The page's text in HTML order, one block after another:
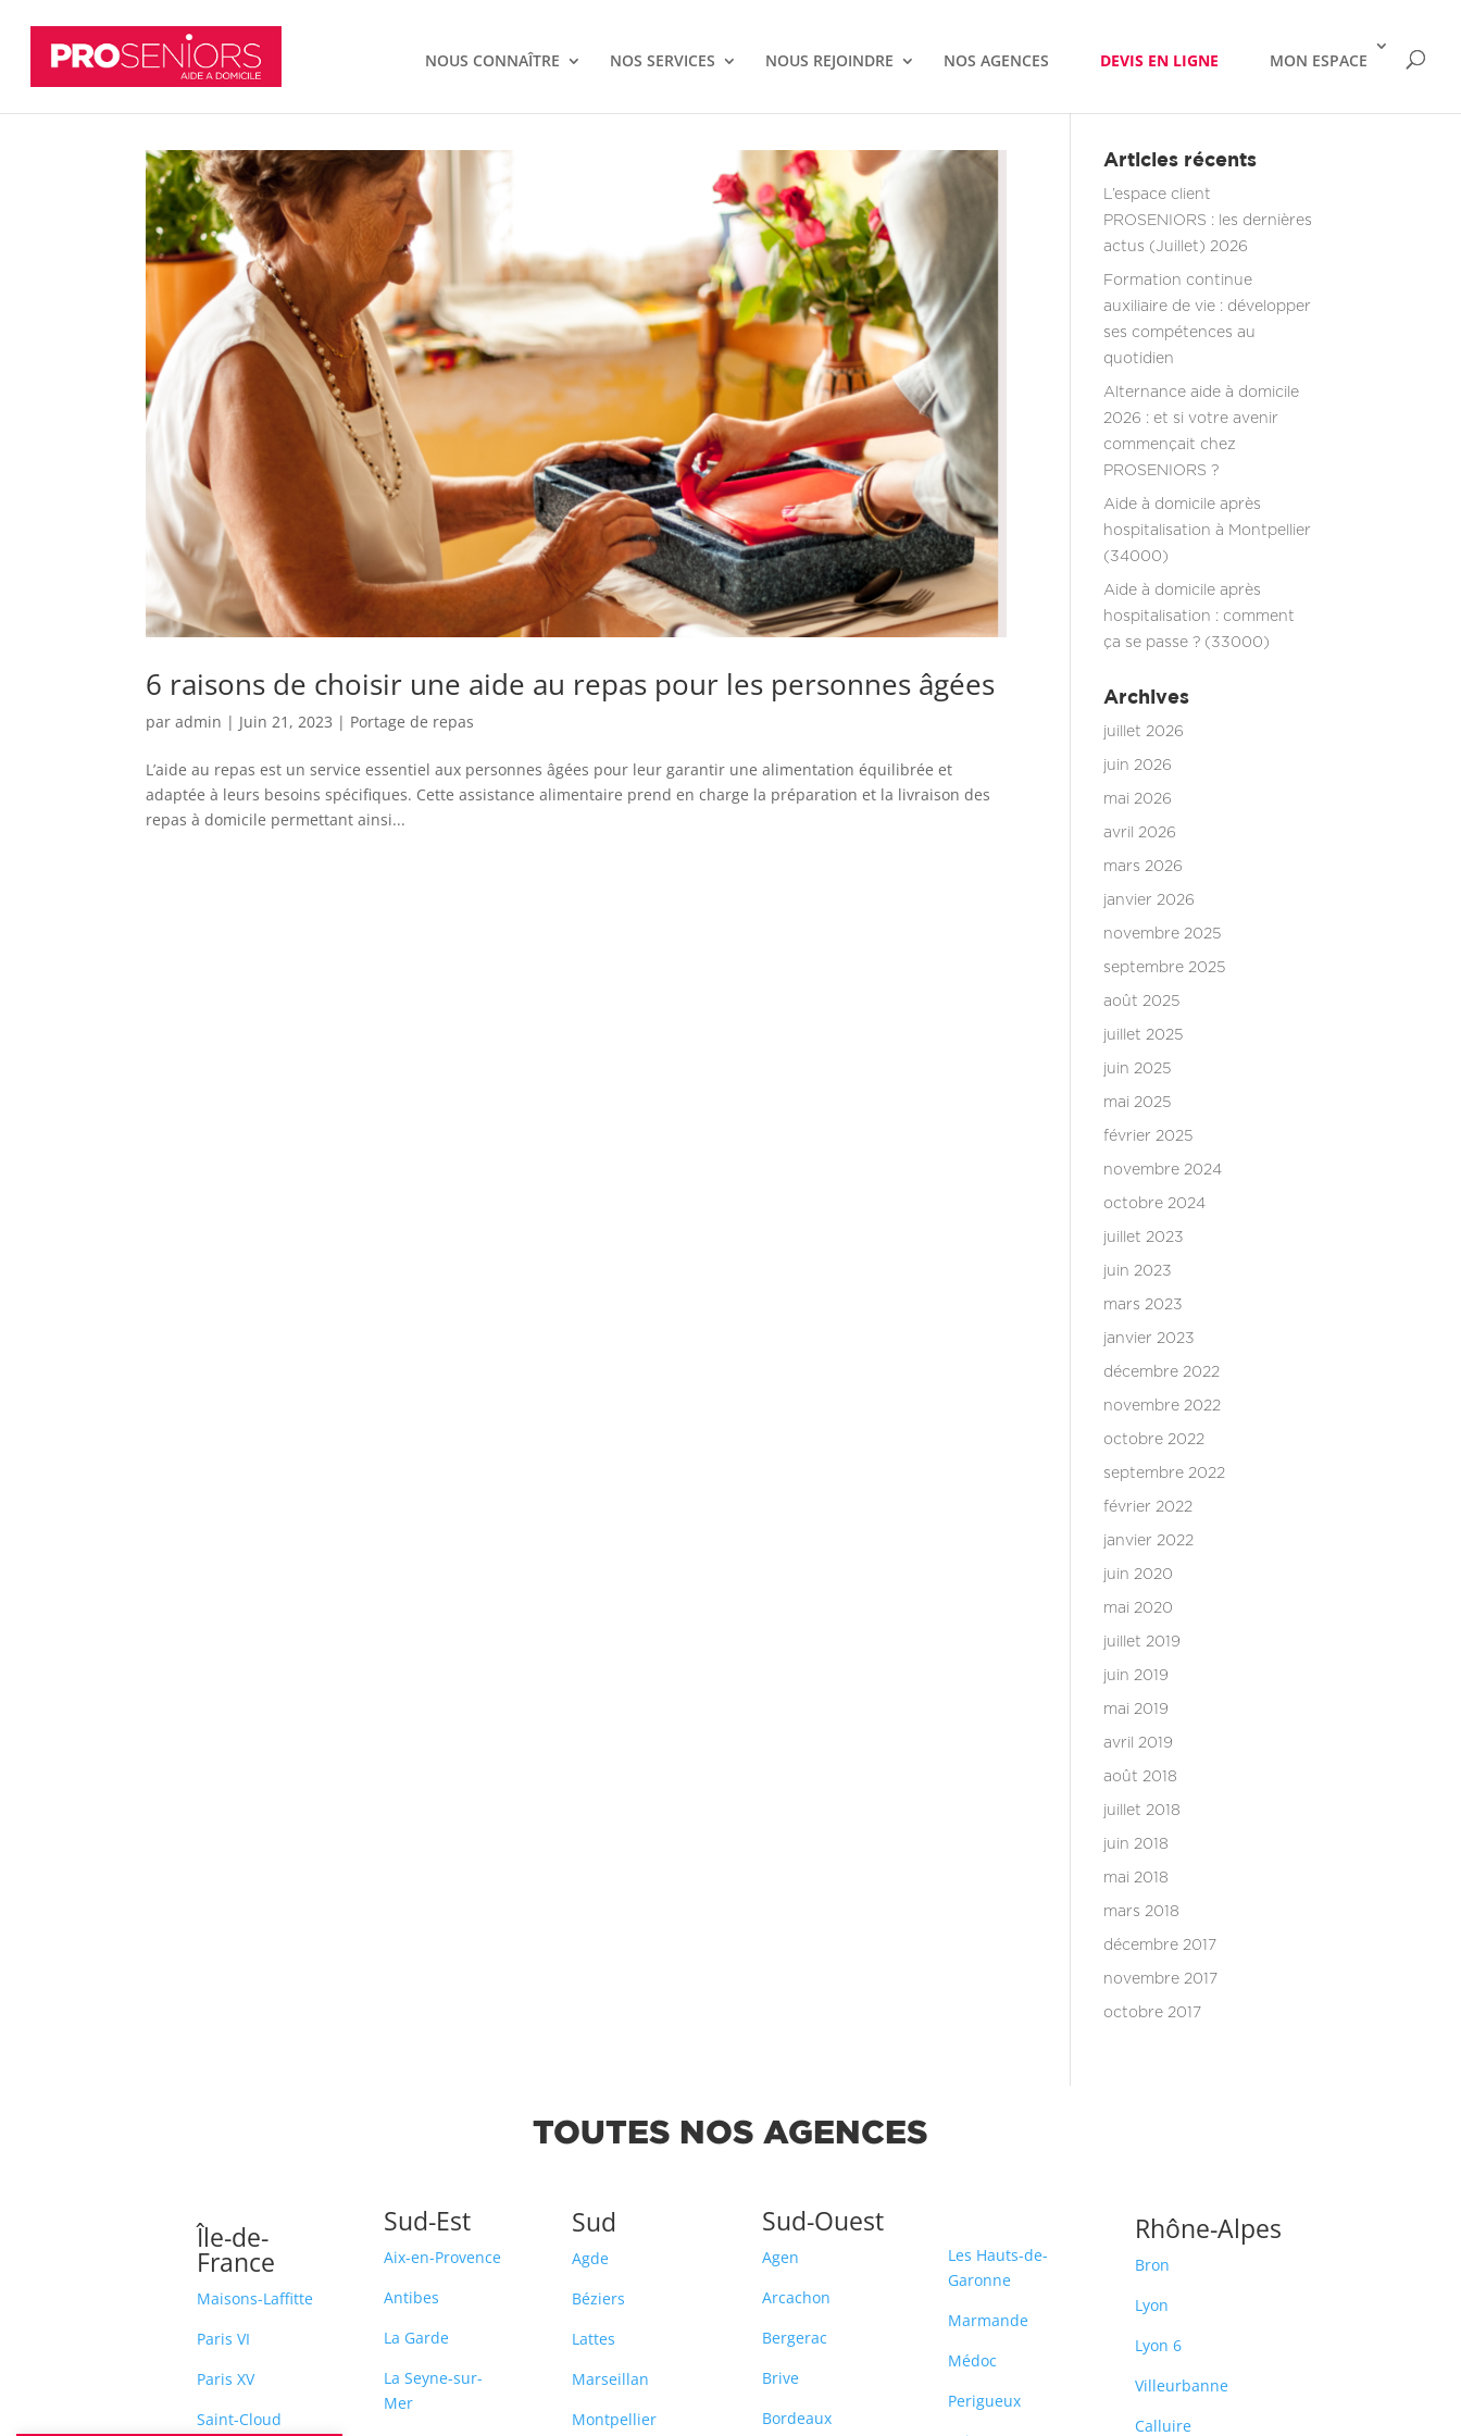
NOUS CONNAÎTRE NOS SERVICES NOUS REJOINDRE NOS AGENCES DEVIS EN LIGNE MON ESPACE
6 raisons de choisir une aide au repas pour les personnes âgées
paradmin | Juin 21, 2023 | Portage de repas
L’aide au repas est un service essentiel aux personnes âgées pour leur garantir une alimentation équilibrée et
adaptée à leurs besoins spécifiques. Cette assistance alimentaire prend en charge la préparation et la livraison des
repas à domicile permettant ainsi...
Articles récents
L’espace client
PROSENIORS : les dernières
actus (Juillet) 2026
Formation continue
auxiliaire de vie : développer
ses compétences au
quotidien
Alternance aide à domicile
2026 : et si votre avenir
commençait chez
PROSENIORS ?
Aide à domicile après
hospitalisation à Montpellier
(34000)
Aide à domicile après
hospitalisation : comment
ça se passe ? (33000)
Archives
juillet 2026
juin 2026
mai 2026
avril 2026
mars 2026
janvier 2026
novembre 2025
septembre 2025
août 2025
juillet 2025
juin 2025
mai 2025
février 2025
novembre 2024
octobre 2024
juillet 2023
juin 2023
mars 2023
janvier 2023
décembre 2022
novembre 2022
octobre 2022
septembre 2022
février 2022
janvier 2022
juin 2020
mai 2020
juillet 2019
juin 2019
mai 2019
avril 2019
août 2018
juillet 2018
juin 2018
mai 2018
mars 2018
décembre 2017
novembre 2017
octobre 2017
TOUTES NOS AGENCES
Île-de-
France
Maisons-Laffitte
Paris VI
Paris XV
Saint-Cloud
Sud-Est
Aix-en-Provence
Antibes
La Garde
La Seyne-sur-
Mer
Sud
Agde
Béziers
Lattes
Marseillan
Montpellier
Sud-Ouest
Agen
Arcachon
Bergerac
Brive
Bordeaux
Les Hauts-de-
Garonne
Marmande
Médoc
Perigueux
Rhône-Alpes
Bron
Lyon
Lyon 6
Villeurbanne
Calluire